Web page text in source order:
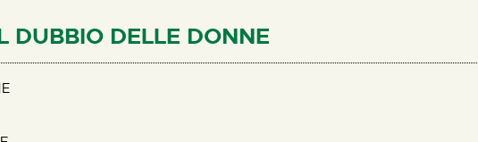
PERCORSI
BIBLIOTECA
DELLE DONNE